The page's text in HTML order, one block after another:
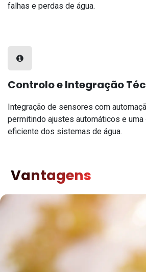
falhas e perdas de água.
Controlo e Integração
Integração de sensores com
permitindo ajustes automáticos e
eficiente dos sistemas de água.
Vantagens